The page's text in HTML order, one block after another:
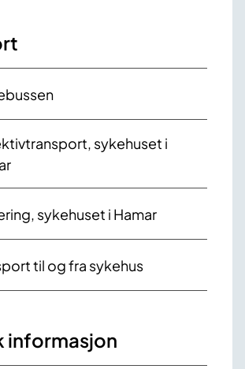
sykehuset i
sykehuset i Hamar
til og fra sykehus
informasjon